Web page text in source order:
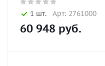
1 шт. Арт: 2761000
60 948 руб.